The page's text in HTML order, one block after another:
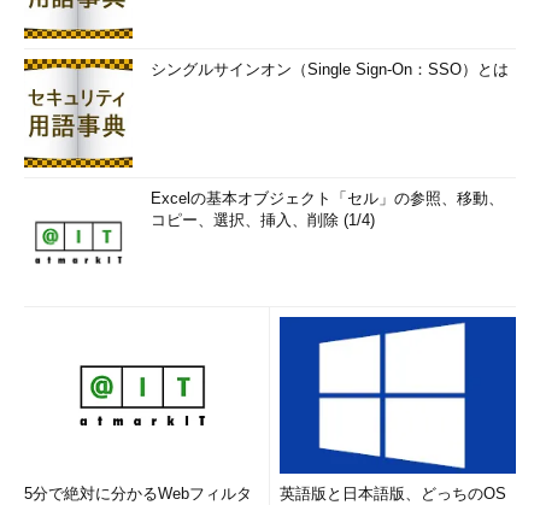
シングルサインオン（Single Sign-On：SSO）とは
Excelの基本オブジェクト「セル」の参照、移動、
コピー、選択、挿入、削除 (1/4)
5分で絶対に分かるWebフィルタ
英語版と日本語版、どっちのOS